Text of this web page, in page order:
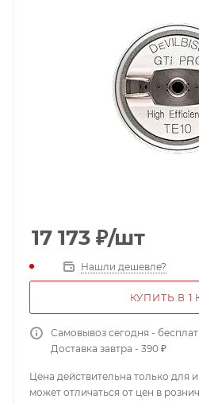
17 173 ₽/шт
Нашли дешевле?
КУПИТЬ В 1
Самовывоз сегодня -
Доставка завтра - 390 ₽
Цена действительна только для
может отличаться от цен в